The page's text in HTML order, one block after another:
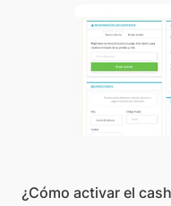
¿Cómo activar el